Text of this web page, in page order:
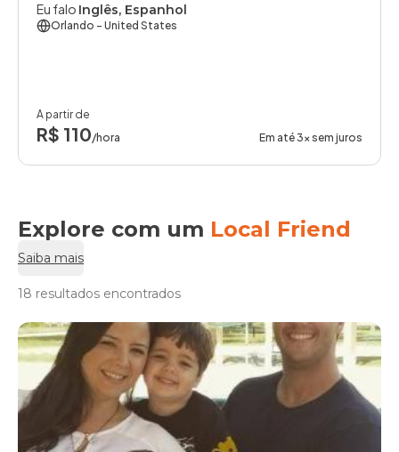
Eu falo Inglês, Espanhol
Orlando - United States
A partir de
R$ 110/hora Em até 3x sem juros
Explore com um Local Friend
Saiba mais
18 resultados encontrados